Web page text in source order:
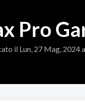
Pro
il Lun, 27 Mag, 2024